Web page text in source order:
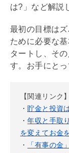
は?」など解説
最初の目標は
ために必要な
タートし、そ
す。お手にと
【関連リンク】
・ 貯金と投資
・年収と手取
を変えてお金
・
「有事の金